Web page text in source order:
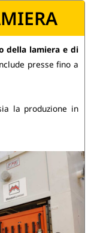
della lamiera e di
presse fino a
la produzione in